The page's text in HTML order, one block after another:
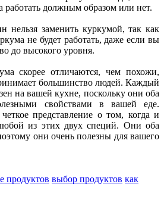
работать должным образом или нет.
нельзя заменить куркумой, так как
не будет работать, даже если вы
до высокого уровня.
скорее отличаются, чем похожи,
большинство людей. Каждый
на вашей кухне, поскольку они оба
свойствами в вашей еде.
представление о том, когда и
из этих двух специй. Они оба
они очень полезны для вашего
продуктов выбор продуктов как